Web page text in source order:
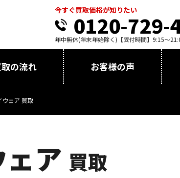
今すぐ買取価格が知りたい
0120-729-
年中無休(年末年始除く)【受付時間】9:15～
の流れ お客様の声
ウェア 買取
ア 買取